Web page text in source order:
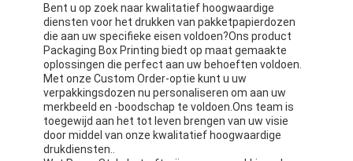
Bent u op zoek naar kwalitatief hoogwaardige
diensten voor het drukken van pakketpapierdozen
die aan uw specifieke eisen voldoen?Ons product
Packaging Box Printing biedt op maat gemaakte
oplossingen die perfect aan uw behoeften voldoen.
Met onze Custom Order-optie kunt u uw
verpakkingsdozen nu personaliseren om aan uw
merkbeeld en -boodschap te voldoen.Ons team is
toegewijd aan het tot leven brengen van uw visie
door middel van onze kwalitatief hoogwaardige
drukdiensten..